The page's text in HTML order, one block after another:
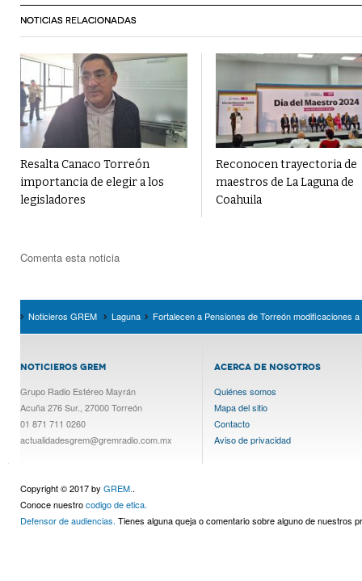
NOTICIAS RELACIONADAS
Resalta Canaco Torreón
importancia de elegir a los
legisladores
Reconocen trayectoria de
maestros de La Laguna de
Coahuila
Comenta esta noticia
Noticieros GREM Laguna Fortalecen a Pensiones de Torreón modificaciones
NOTICIEROS GREM
Grupo Radio Estéreo Mayrán
Acuña 276 Sur., 27000 Torreón
01 871 711 0260
actualidadesgrem@gremradio.com.mx
ACERCA DE NOSOTROS
Quiénes somos
Mapa del sitio
Contacto
Aviso de privacidad
Copyright © 2017 by GREM..
Conoce nuestrocodigo de etica.
Defensor de audiencias. Tienes alguna queja o comentario sobre alguno de nuestros